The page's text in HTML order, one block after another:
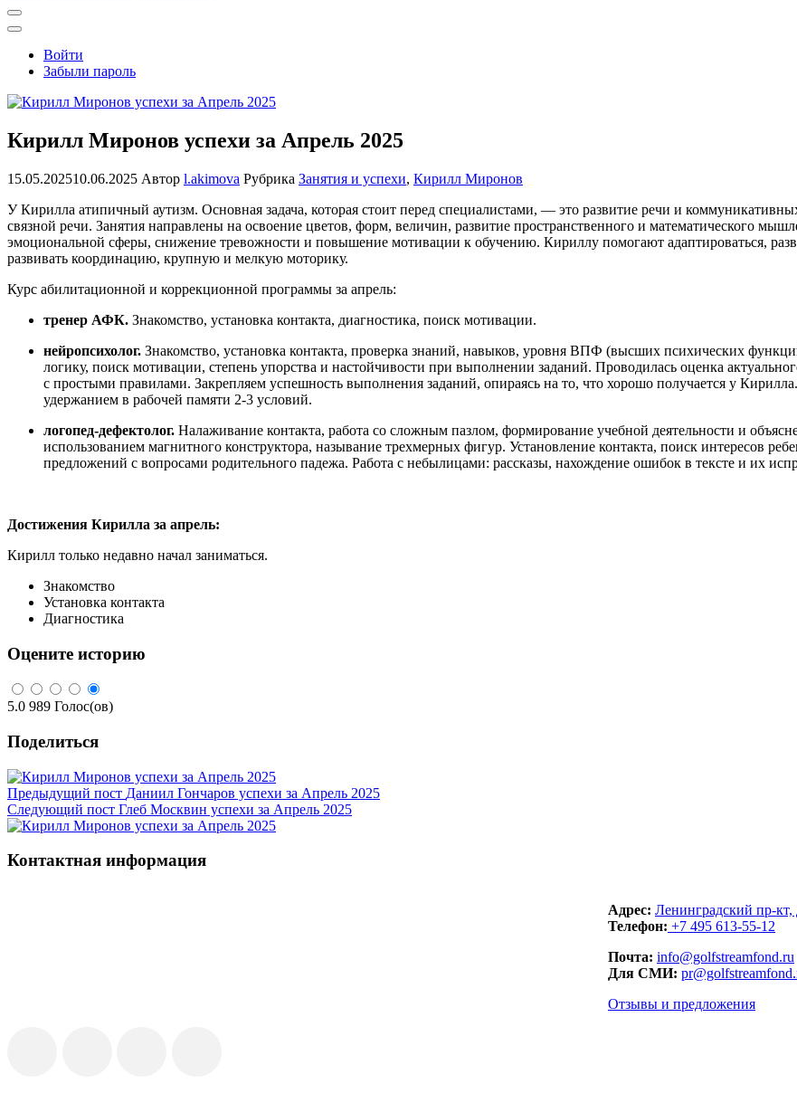
Открыть
поиск
Профиль
Войти
Забыли пароль
Кирилл Миронов успехи за Апрель 2025
15.05.202510.06.2025 Автор l.akimova Рубрика Занятия и успехи, Кирилл Миронов
У Кирилла атипичный аутизм. Основная задача, которая стоит перед специалистами, — это развитие речи и
связной речи. Занятия направлены на освоение цветов, форм, величин, развитие пространственного и математического
эмоциональной сферы, снижение тревожности и повышение мотивации к обучению. Кириллу помогают адаптироваться,
развивать координацию, крупную и мелкую моторику.
Курс абилитационной и коррекционной программы за апрель:
тренер АФК. Знакомство, установка контакта, диагностика, поиск мотивации.
нейропсихолог. Знакомство, установка контакта, проверка знаний, навыков, уровня ВПФ (высших психических
логику, поиск мотивации, степень упорства и настойчивости при выполнении заданий. Проводилась оценка
с простыми правилами. Закрепляем успешность выполнения заданий, опираясь на то, что хорошо получается у
удержанием в рабочей памяти 2-3 условий.
логопед-дефектолог. Налаживание контакта, работа со сложным пазлом, формирование учебной деятельности и
использованием магнитного конструктора, называние трехмерных фигур. Установление контакта, поиск интересов
предложений с вопросами родительного падежа. Работа с небылицами: рассказы, нахождение ошибок в тексте и их
Достижения Кирилла за апрель:
Кирилл только недавно начал заниматься.
Знакомство
Установка контакта
Диагностика
Оцените историю
5.0 989 Голос(ов)
Поделиться
Предыдущий пост Даниил Гончаров успехи за Апрель 2025
Следующий пост Глеб Москвин успехи за Апрель 2025
Контактная информация
Адрес: Ленинградский пр-
Телефон: +7 495 613-55-12
Почта: info@golfstreamfond.ru
Для СМИ:
Отзывы и предложения